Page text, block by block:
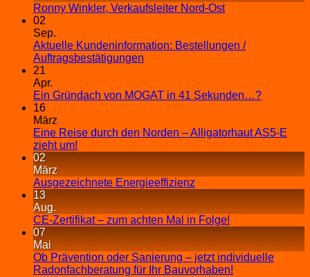
Ronny Winkler, Verkaufsleiter Nord-Ost
02
Sep.
Aktuelle Kundeninformation: Bestellungen /
Auftragsbestätigungen
21
Apr.
Ein Gründach von MOGAT in 41 Sekunden…?
16
März
Eine Reise durch den Norden – Alligatorhaut AS5-E
zieht um!
02
März
Ausgezeichnete Energieeffizienz
13
Aug.
CE-Zertifikat – zum achten Mal in Folge!
07
Mai
Ob Prävention oder Sanierung – jetzt individuelle
Radonfachberatung für Ihr Bauvorhaben!